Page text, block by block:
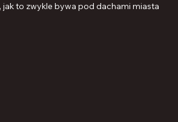
jak to zwykle bywa pod dachami miasta